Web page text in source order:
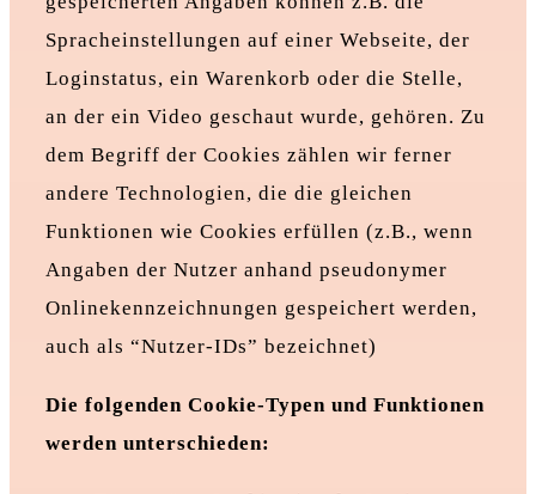
Spracheinstellungen auf einer Webseite, der
Loginstatus, ein Warenkorb oder die Stelle,
an der ein Video geschaut wurde, gehören. Zu
dem Begriff der Cookies zählen wir ferner
andere Technologien, die die gleichen
Funktionen wie Cookies erfüllen (z.B., wenn
Angaben der Nutzer anhand pseudonymer
Onlinekennzeichnungen gespeichert werden,
auch als “Nutzer-IDs” bezeichnet)
Die folgenden Cookie-Typen und Funktionen
werden unterschieden: